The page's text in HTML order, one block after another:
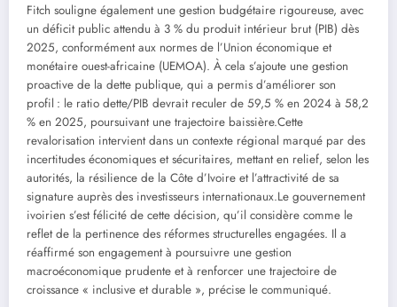
Fitch souligne également une gestion budgétaire rigoureuse, avec
un déficit public attendu à 3 % du produit intérieur brut (PIB) dès
2025, conformément aux normes de l’Union économique et
monétaire ouest-africaine (UEMOA). À cela s’ajoute une gestion
proactive de la dette publique, qui a permis d’améliorer son
profil : le ratio dette/PIB devrait reculer de 59,5 % en 2024 à 58,2
% en 2025, poursuivant une trajectoire baissière.Cette
revalorisation intervient dans un contexte régional marqué par des
incertitudes économiques et sécuritaires, mettant en relief, selon les
autorités, la résilience de la Côte d’Ivoire et l’attractivité de sa
signature auprès des investisseurs internationaux.Le gouvernement
ivoirien s’est félicité de cette décision, qu’il considère comme le
reflet de la pertinence des réformes structurelles engagées. Il a
réaffirmé son engagement à poursuivre une gestion
macroéconomique prudente et à renforcer une trajectoire de
croissance « inclusive et durable », précise le communiqué.